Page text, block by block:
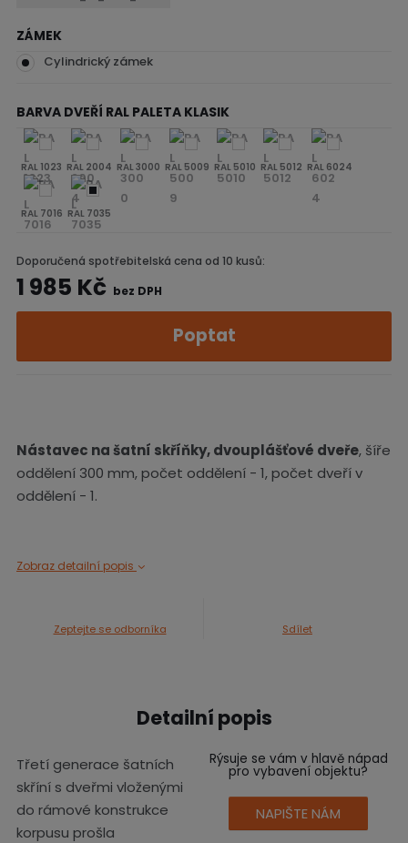
ZÁMEK
Cylindrický zámek
BARVA DVEŘÍ RAL PALETA KLASIK
RAL 1023 RAL 2004 RAL 3000 RAL 5009 RAL 5010 RAL 5012 RAL 6024
RAL 7016 RAL 7035
Doporučená spotřebitelská cena od 10 kusů:
1 985 Kč bez DPH
Poptat
Nástavec na šatní skříňky, dvouplášťové dveře, šíře
oddělení 300 mm, počet oddělení - 1, počet dveří v
oddělení - 1.
Zobraz detailní popis
Zeptejte se odborníka Sdílet
Detailní popis
Třetí generace šatních
skříní s dveřmi vloženými
do rámové konstrukce
korpusu prošla
Rýsuje se vám v hlavě nápad
pro vybavení objektu?
NAPIŠTE NÁM